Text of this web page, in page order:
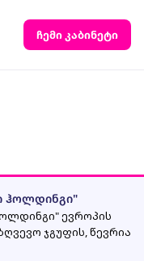
ჩემი კაბინეტი
ჰოლდინგი"
ევროპის
ჯგუფის, წევრია